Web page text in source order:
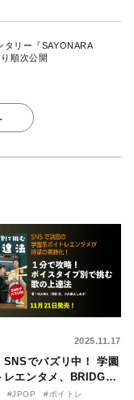
タリー『SAYONARA
順次公開
2025.11.17
SNSでバズリ中！ 学園
レエンタメ、BRIDGE
則本『１分で攻略！
#JPOP
#ボイトレ